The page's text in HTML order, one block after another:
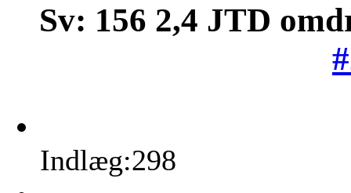
Sv: 156 2,4 JTD
Indlæg:298